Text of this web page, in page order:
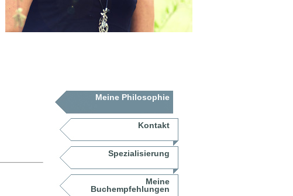
Meine Philosophie
Kontakt
Spezialisierung
Meine
Buchempfehlungen